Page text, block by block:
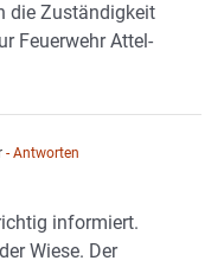
die Zuständigkeit
Feuerwehr Attel-
- Antworten
informiert.
Wiese. Der